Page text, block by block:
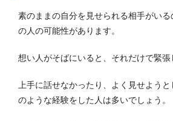
素のままの自分を見せられる相手がい
の人の可能性があります。
想い人がそばにいると、それだけで緊張
上手に話せなかったり、よく見せよう
のような経験をした人は多いでしょう。